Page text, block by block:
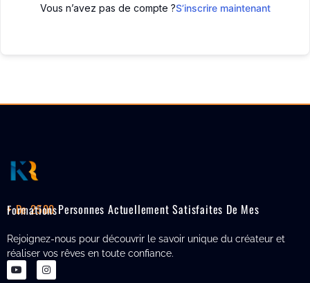
Vous n’avez pas de compte ?S’inscrire maintenant
+ De 2500
Personnes Actuellement Satisfaites De Mes Formations
Rejoignez-nous pour découvrir le savoir unique du créateur et
réaliser vos rêves en toute confiance.